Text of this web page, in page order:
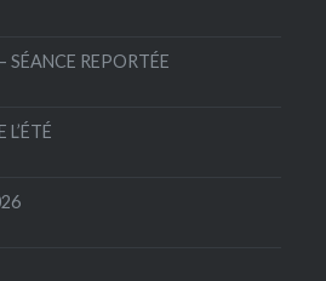
SÉANCE REPORTÉE
L’ÉTÉ